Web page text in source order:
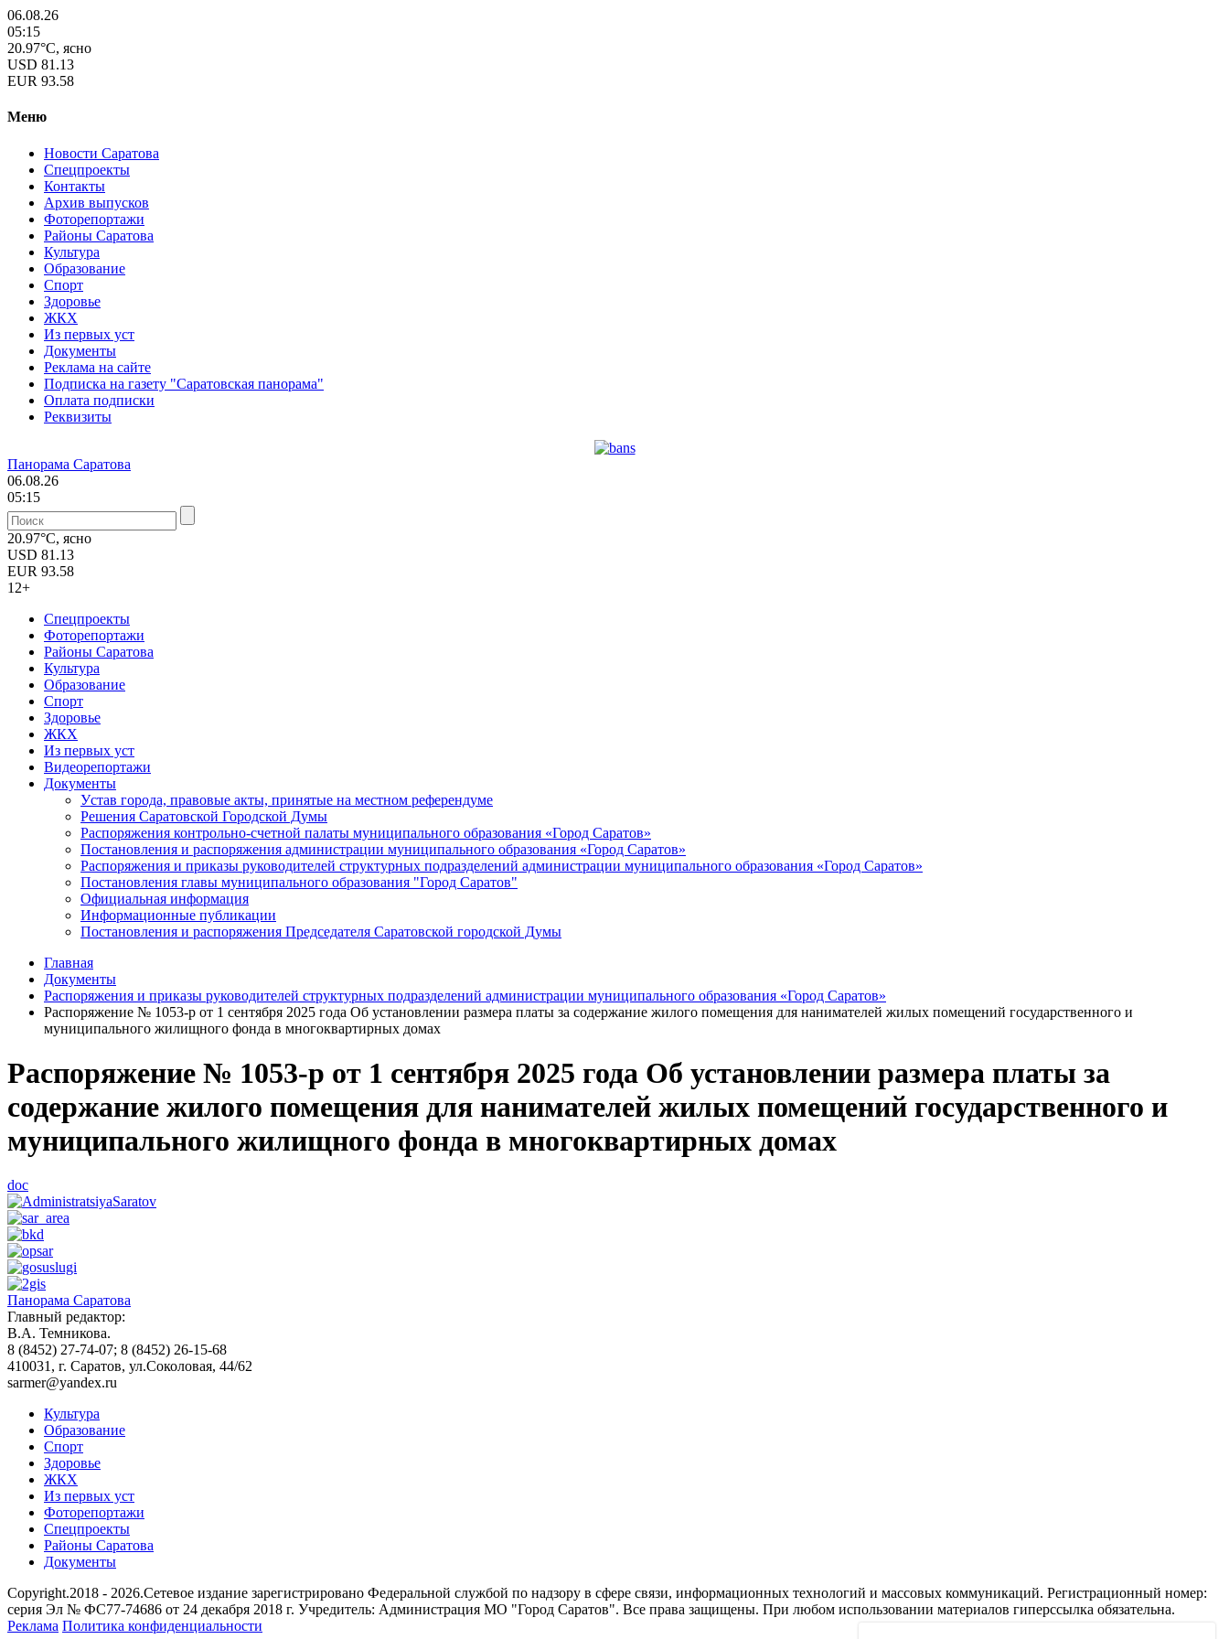
06.08.26
05:15
20.97°C, ясно
USD 81.13
EUR 93.58
Меню
Новости Саратова
Спецпроекты
Контакты
Архив выпусков
Фоторепортажи
Районы Саратова
Культура
Образование
Спорт
Здоровье
ЖКХ
Из пеpвых уст
Документы
Реклама на сайте
Подписка на газету "Саратовская панорама"
Оплата подписки
Реквизиты
Панорама Саратова
06.08.26
05:15
20.97°C, ясно
USD 81.13
EUR 93.58
12+
Спецпроекты
Фоторепортажи
Районы Саратова
Культура
Образование
Спорт
Здоровье
ЖКХ
Из пеpвых уст
Видеорепортажи
Документы
Уcтав города, правовые акты, принятые на местном референдуме
Решения Саратовской Городской Думы
Распоряжения контрольно-счетной палаты муниципального образования «Город Саратов»
Постановления и распоряжения администрации муниципального образования «Город Саратов»
Распоряжения и приказы руководителей структурных подразделений администрации муниципального образования «Город Саратов»
Постановления главы муниципального образования "Город Саратов"
Официальная информация
Информационные публикации
Постановления и распоряжения Председателя Саратовской городской Думы
Главная
Документы
Распоряжения и приказы руководителей структурных подразделений администрации муниципального образования «Город Саратов»
Распоряжение № 1053-р от 1 сентября 2025 года Об установлении размера платы за содержание жилого помещения для нанимателей жилых помещений государственного и
муниципального жилищного фонда в многоквартирных домах
Распоряжение № 1053-р от 1 сентября 2025 года Об установлении размера платы за
содержание жилого помещения для нанимателей жилых помещений государственного и
муниципального жилищного фонда в многоквартирных домах
doc
Панорама Саратова
Главный редактор:
В.А. Темникова.
8 (8452) 27-74-07; 8 (8452) 26-15-68
410031, г. Саратов, ул.Соколовая, 44/62
sarmer@yandex.ru
Культура
Образование
Спорт
Здоровье
ЖКХ
Из пеpвых уст
Фоторепортажи
Спецпроекты
Районы Саратова
Документы
Copyright.2018 - 2026.Сетевое издание зарегистрировано Федеральной службой по надзору в сфере связи, информационных технологий и массовых коммуникаций. Регистрационный номер:
серия Эл № ФС77-74686 от 24 декабря 2018 г. Учредитель: Администрация МО "Город Саратов". Все права защищены. При любом использовании материалов гиперссылка обязательна.
Реклама Политика конфиденциальности